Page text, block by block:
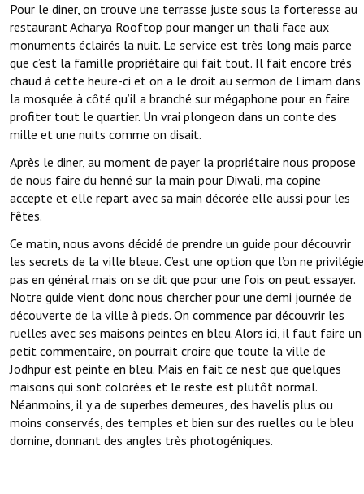
Pour le diner, on trouve une terrasse juste sous la forteresse au
restaurant Acharya Rooftop pour manger un thali face aux
monuments éclairés la nuit. Le service est très long mais parce
que c’est la famille propriétaire qui fait tout. Il fait encore très
chaud à cette heure-ci et on a le droit au sermon de l’imam dans
la mosquée à côté qu’il a branché sur mégaphone pour en faire
profiter tout le quartier. Un vrai plongeon dans un conte des
mille et une nuits comme on disait.
Après le diner, au moment de payer la propriétaire nous propose
de nous faire du henné sur la main pour Diwali, ma copine
accepte et elle repart avec sa main décorée elle aussi pour les
fêtes.
Ce matin, nous avons décidé de prendre un guide pour découvrir
les secrets de la ville bleue. C’est une option que l’on ne privilégie
pas en général mais on se dit que pour une fois on peut essayer.
Notre guide vient donc nous chercher pour une demi journée de
découverte de la ville à pieds. On commence par découvrir les
ruelles avec ses maisons peintes en bleu. Alors ici, il faut faire un
petit commentaire, on pourrait croire que toute la ville de
Jodhpur est peinte en bleu. Mais en fait ce n’est que quelques
maisons qui sont colorées et le reste est plutôt normal.
Néanmoins, il y a de superbes demeures, des havelis plus ou
moins conservés, des temples et bien sur des ruelles ou le bleu
domine, donnant des angles très photogéniques.